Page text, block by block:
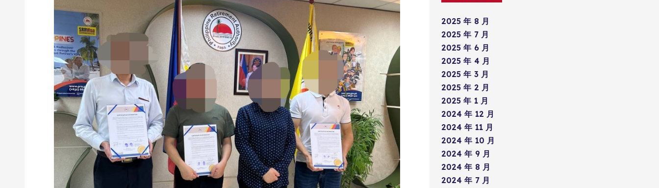
2025 年 8 月
2025 年 7 月
2025 年 6 月
2025 年 4 月
2025 年 3 月
2025 年 2 月
2025 年 1 月
2024 年 12 月
2024 年 11 月
2024 年 10 月
2024 年 9 月
2024 年 8 月
2024 年 7 月